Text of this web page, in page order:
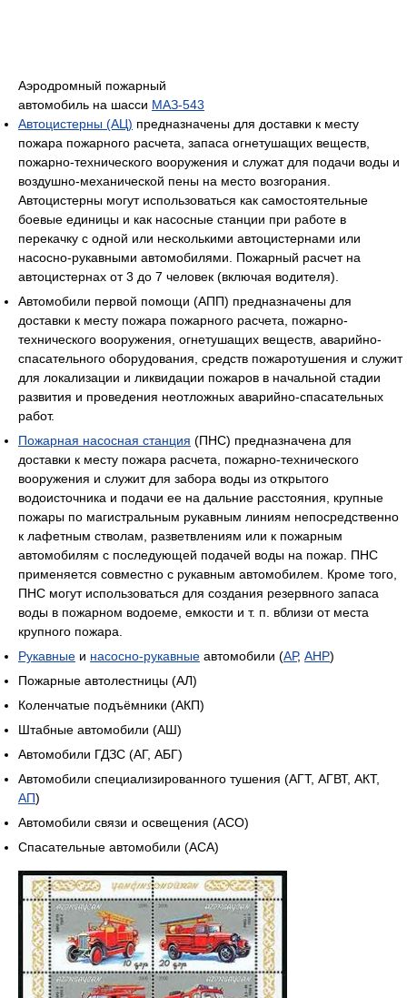
Аэродромный пожарный
автомобиль на шасси МАЗ-543
Автоцистерны (АЦ) предназначены для доставки к месту
пожара пожарного расчета, запаса огнетушащих веществ,
пожарно-технического вооружения и служат для подачи воды и
воздушно-механической пены на место возгорания.
Автоцистерны могут использоваться как самостоятельные
боевые единицы и как насосные станции при работе в
перекачку с одной или несколькими автоцистернами или
насосно-рукавными автомобилями. Пожарный расчет на
автоцистернах от 3 до 7 человек (включая водителя).
Автомобили первой помощи (АПП) предназначены для
доставки к месту пожара пожарного расчета, пожарно-
технического вооружения, огнетушащих веществ, аварийно-
спасательного оборудования, средств пожаротушения и служит
для локализации и ликвидации пожаров в начальной стадии
развития и проведения неотложных аварийно-спасательных
работ.
Пожарная насосная станция (ПНС) предназначена для
доставки к месту пожара расчета, пожарно-технического
вооружения и служит для забора воды из открытого
водоисточника и подачи ее на дальние расстояния, крупные
пожары по магистральным рукавным линиям непосредственно
к лафетным стволам, разветвлениям или к пожарным
автомобилям с последующей подачей воды на пожар. ПНС
применяется совместно с рукавным автомобилем. Кроме того,
ПНС могут использоваться для создания резервного запаса
воды в пожарном водоеме, емкости и т. п. вблизи от места
крупного пожара.
Рукавные и насоcно-рукавные автомобили (АР, АНР)
Пожарные автолестницы (АЛ)
Коленчатые подъёмники (АКП)
Штабные автомобили (АШ)
Автомобили ГДЗС (АГ, АБГ)
Автомобили специализированного тушения (АГТ, АГВТ, АКТ,
АП)
Автомобили связи и оcвещения (АСО)
Спасательные автомобили (АСА)